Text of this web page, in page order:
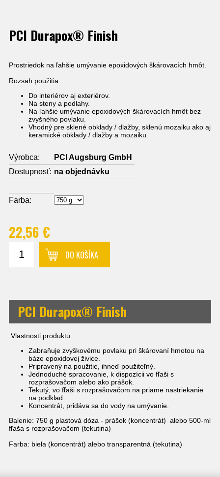
PCI Durapox® Finish
Prostriedok na ľahšie umývanie epoxidových škárovacích hmôt.
Rozsah použitia:
Do interiérov aj exteriérov.
Na steny a podlahy.
Na ľahšie umývanie epoxidových škárovacích hmôt bez
zvyšného povlaku.
Vhodný pre sklené obklady / dlažby, sklenú mozaiku ako aj
keramické obklady / dlažby a mozaiku.
Výrobca:
PCI Augsburg GmbH
Dostupnosť: na objednávku
Farba:
22,56 €
DO KOŠÍKA
PCI Durapox® Finish
Vlastnosti produktu
Zabraňuje zvyškovému povlaku pri škárovaní hmotou na
báze epoxidovej živice.
Pripravený na použitie, ihneď použiteľný.
Jednoduché spracovanie, k dispozícii vo fľaši s
rozprašovačom alebo ako prášok.
Tekutý, vo fľaši s rozprašovačom na priame nastriekanie
na podklad.
Koncentrát, pridáva sa do vody na umývanie.
Balenie: 750 g plastová dóza - prášok (koncentrát) alebo 500-ml
fľaša s rozprašovačom (tekutina)
Farba: biela (koncentrát) alebo transparentná (tekutina)